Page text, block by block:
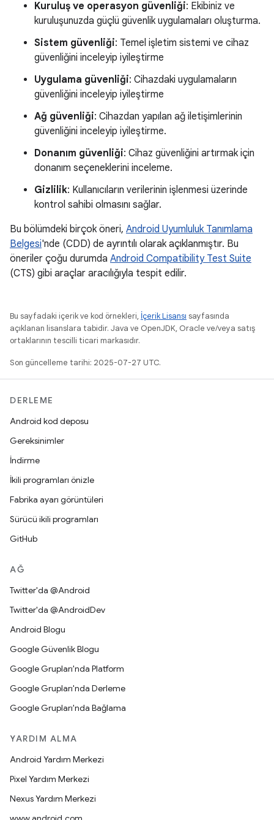
Kuruluş ve operasyon güvenliği: Ekibiniz ve
kuruluşunuzda güçlü güvenlik uygulamaları oluşturma.
Sistem güvenliği: Temel işletim sistemi ve cihaz
güvenliğini inceleyip iyileştirme
Uygulama güvenliği: Cihazdaki uygulamaların
güvenliğini inceleyip iyileştirme
Ağ güvenliği: Cihazdan yapılan ağ iletişimlerinin
güvenliğini inceleyip iyileştirme.
Donanım güvenliği: Cihaz güvenliğini artırmak için
donanım seçeneklerini inceleme.
Gizlilik: Kullanıcıların verilerinin işlenmesi üzerinde
kontrol sahibi olmasını sağlar.
Bu bölümdeki birçok öneri, Android Uyumluluk Tanımlama
Belgesi'nde (CDD) de ayrıntılı olarak açıklanmıştır. Bu
öneriler çoğu durumda Android Compatibility Test Suite
(CTS) gibi araçlar aracılığıyla tespit edilir.
Bu sayfadaki içerik ve kod örnekleri, İçerik Lisansı sayfasında
açıklanan lisanslara tabidir. Java ve OpenJDK, Oracle ve/veya satış
ortaklarının tescilli ticari markasıdır.
Son güncelleme tarihi: 2025-07-27 UTC.
DERLEME
Android kod deposu
Gereksinimler
İndirme
İkili programları önizle
Fabrika ayarı görüntüleri
Sürücü ikili programları
GitHub
AĞ
Twitter'da @Android
Twitter'da @AndroidDev
Android Blogu
Google Güvenlik Blogu
Google Grupları'nda Platform
Google Grupları'nda Derleme
Google Grupları'nda Bağlama
YARDIM ALMA
Android Yardım Merkezi
Pixel Yardım Merkezi
Nexus Yardım Merkezi